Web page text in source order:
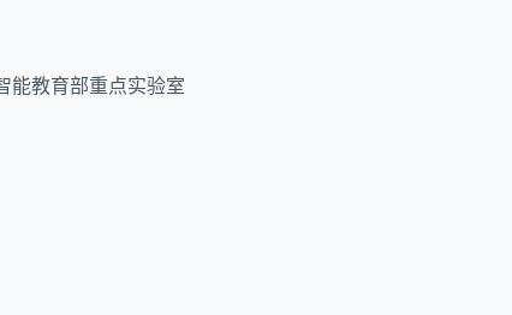
能教育部重点实验室